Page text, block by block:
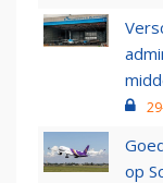
op